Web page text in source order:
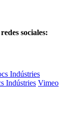
sociales:
Indústries
Indústries Vimeo